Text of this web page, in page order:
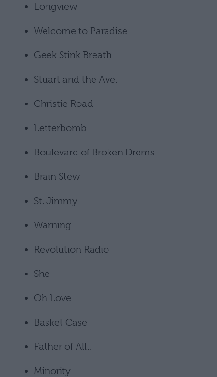
Longview
Welcome to Paradise
Geek Stink Breath
Stuart and the Ave.
Christie Road
Letterbomb
Boulevard of Broken Drems
Brain Stew
St. Jimmy
Warning
Revolution Radio
She
Oh Love
Basket Case
Father of All…
Minority